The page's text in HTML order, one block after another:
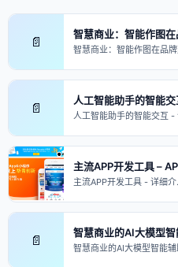
📄 智慧商业：智能作图
智慧商业：智能作图在品
📄 人工智能助手的智能交
人工智能助手的智能交互 -
主流APP开发工具 –
主流APP开发工具 - 详细
📄 智慧商业的AI大模型
智慧商业的AI大模型智能